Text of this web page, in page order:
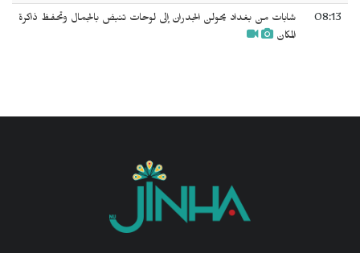
08:13
شابات من بغداد يحولن الجدران إلى لوحات تنبض بالجمال وتحفظ ذاكرة
المكان